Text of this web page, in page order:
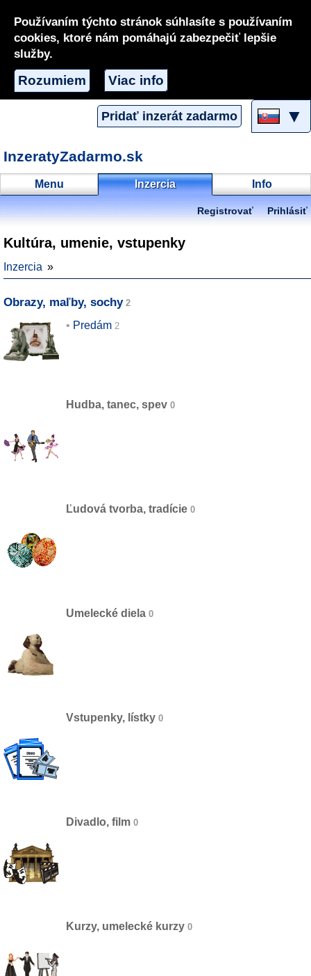
Používaním týchto stránok súhlasíte s používaním
cookies, ktoré nám pomáhajú zabezpečiť lepšie
služby.
Rozumiem Viac info
Pridať inzerát zadarmo ▼
InzeratyZadarmo.sk
Menu Inzercia Info
Registrovať Prihlásiť
Kultúra, umenie, vstupenky
Inzercia
Obrazy, maľby, sochy
Predám
Hudba, tanec, spev
Ľudová tvorba, tradície
Umelecké diela
Vstupenky, lístky
Divadlo, film
Kurzy, umelecké kurzy